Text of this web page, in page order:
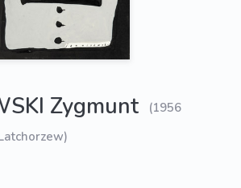
Zygmunt
(1956